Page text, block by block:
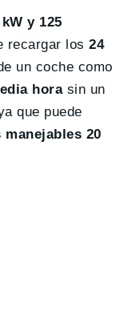
y 125
recargar los24
un coche como
horasin un
que puede
manejables 20